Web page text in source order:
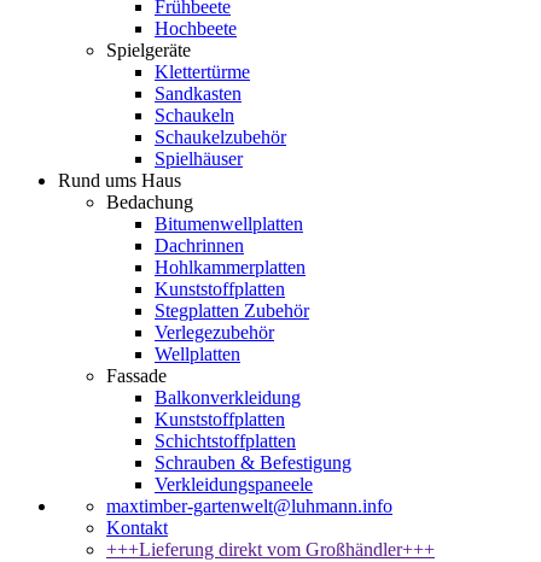
Frühbeete
Hochbeete
Spielgeräte
Klettertürme
Sandkasten
Schaukeln
Schaukelzubehör
Spielhäuser
Rund ums Haus
Bedachung
Bitumenwellplatten
Dachrinnen
Hohlkammerplatten
Kunststoffplatten
Stegplatten Zubehör
Verlegezubehör
Wellplatten
Fassade
Balkonverkleidung
Kunststoffplatten
Schichtstoffplatten
Schrauben & Befestigung
Verkleidungspaneele
maxtimber-gartenwelt@luhmann.info
Kontakt
+++Lieferung direkt vom Großhändler+++